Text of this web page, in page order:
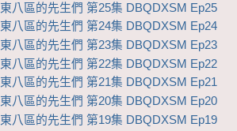
東八區的先生們 第25集 DBQDXSM Ep25
東八區的先生們 第24集 DBQDXSM Ep24
東八區的先生們 第23集 DBQDXSM Ep23
東八區的先生們 第22集 DBQDXSM Ep22
東八區的先生們 第21集 DBQDXSM Ep21
東八區的先生們 第20集 DBQDXSM Ep20
東八區的先生們 第19集 DBQDXSM Ep19